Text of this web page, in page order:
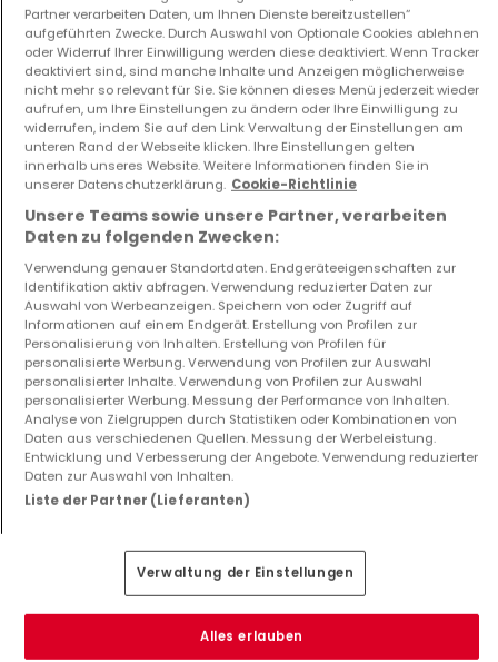
Wohnung
Strassen
715.000 €
1 80 m²
Wohnung
Schifflange
649.000 €
2 85 m²
Haus
Remich
998.000 €
3 140 m²
Haus
Luxembourg
925.000 €
Partner verarbeiten Daten, um Ihnen Dienste bereitzustellen“
aufgeführten Zwecke. Durch Auswahl von Optionale Cookies ablehnen
oder Widerruf Ihrer Einwilligung werden diese deaktiviert. Wenn Tracker
deaktiviert sind, sind manche Inhalte und Anzeigen möglicherweise
nicht mehr so relevant für Sie. Sie können dieses Menü jederzeit wieder
aufrufen, um Ihre Einstellungen zu ändern oder Ihre Einwilligung zu
widerrufen, indem Sie auf den Link Verwaltung der Einstellungen am
unteren Rand der Webseite klicken. Ihre Einstellungen gelten
innerhalb unseres Website. Weitere Informationen finden Sie in
unserer Datenschutzerklärung. Cookie-Richtlinie
Unsere Teams sowie unsere Partner, verarbeiten
Daten zu folgenden Zwecken:
Verwendung genauer Standortdaten. Endgeräteeigenschaften zur
Identifikation aktiv abfragen. Verwendung reduzierter Daten zur
Auswahl von Werbeanzeigen. Speichern von oder Zugriff auf
Informationen auf einem Endgerät. Erstellung von Profilen zur
Personalisierung von Inhalten. Erstellung von Profilen für
personalisierte Werbung. Verwendung von Profilen zur Auswahl
personalisierter Inhalte. Verwendung von Profilen zur Auswahl
personalisierter Werbung. Messung der Performance von Inhalten.
Analyse von Zielgruppen durch Statistiken oder Kombinationen von
Daten aus verschiedenen Quellen. Messung der Werbeleistung.
Entwicklung und Verbesserung der Angebote. Verwendung reduzierter
Daten zur Auswahl von Inhalten.
Liste der Partner (Lieferanten)
Verwaltung der Einstellungen
Alles erlauben